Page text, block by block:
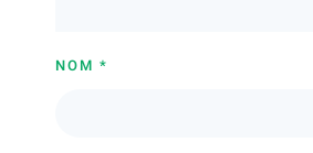
NOM *